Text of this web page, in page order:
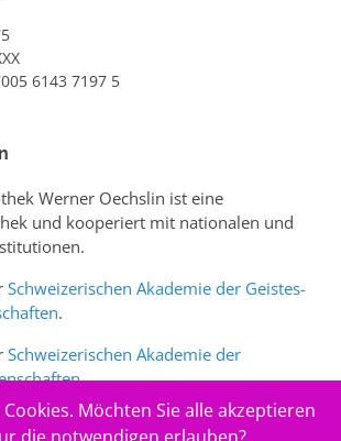
6143 7197 5
Werner Oechslin ist eine
und kooperiert mit nationalen und
Schweizerischen Akademie der Geistes-
.
Schweizerischen Akademie der
.
des Schweizer Portalswww.sciences-
Möchten Sie alle akzeptieren